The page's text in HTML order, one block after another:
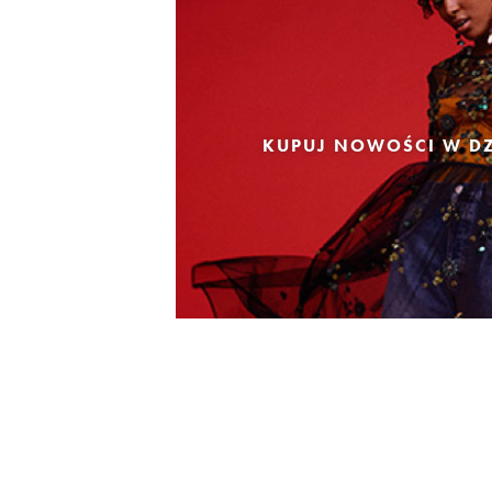
KUPUJ NOWOŚCI W